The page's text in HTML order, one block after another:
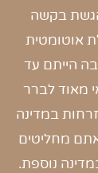
בקשה
אוטומטית
הייתם עד
מאוד לברר
במדינה
מחליטים
נוספת.